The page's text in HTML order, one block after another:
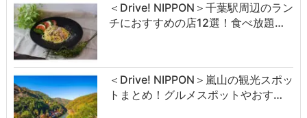
＜Drive! NIPPON＞千葉駅周辺のラン
チにおすすめの店12選！食べ放題…
＜Drive! NIPPON＞嵐山の観光スポッ
トまとめ！グルメスポットやおす…